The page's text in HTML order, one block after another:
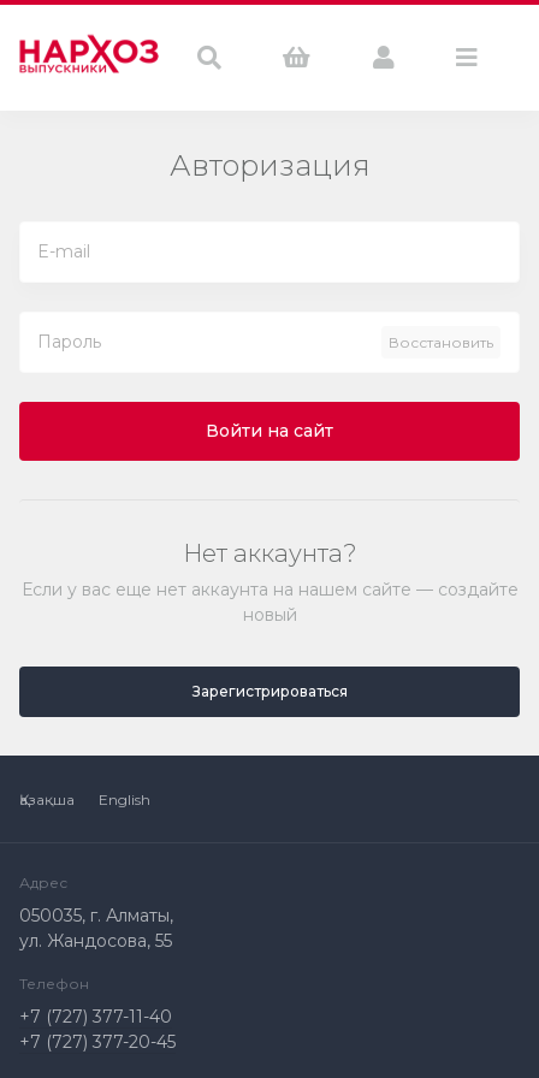
Авторизация
Восстановить
Войти на сайт
Нет аккаунта?
Если у вас еще нет аккаунта на нашем сайте — создайте
новый
Зарегистрироваться
Қазақша English
Адрес
050035, г. Алматы,
ул. Жандосова, 55
Телефон
+7 (727) 377-11-40
+7 (727) 377-20-45